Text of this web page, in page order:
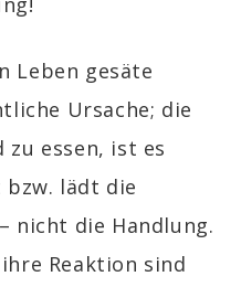
Leben gesäte
Ursache; die
zu essen, ist es
lädt die
nicht die Handlung.
Reaktion sind